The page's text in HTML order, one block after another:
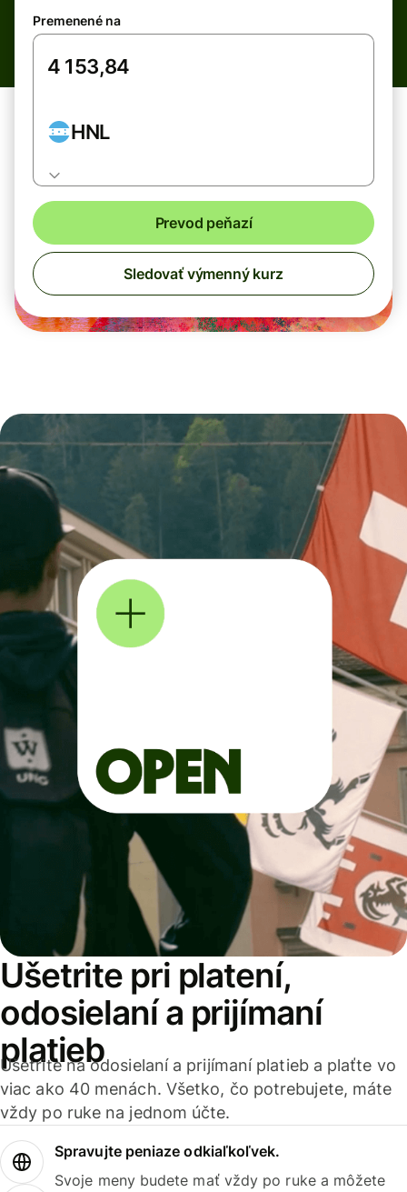
Premenené na
HNL
Prevod peňazí
Sledovať výmenný kurz
Ušetrite pri platení,
odosielaní a prijímaní
platieb
Ušetrite na odosielaní a prijímaní platieb a plaťte vo
viac ako 40 menách. Všetko, čo potrebujete, máte
vždy po ruke na jednom účte.
Spravujte peniaze odkiaľkoľvek.
Svoje meny budete mať vždy po ruke a môžete